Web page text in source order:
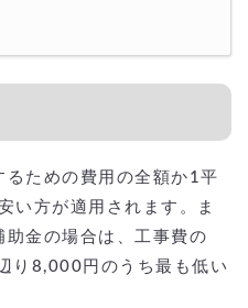
ための費用の全額か1平
い方が適用されます。ま
金の場合は、工事費の
8,000円のうち最も低い